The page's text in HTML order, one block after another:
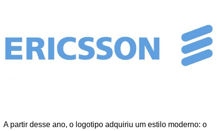
A partir desse ano, o logotipo adquiriu um estilo moderno: o